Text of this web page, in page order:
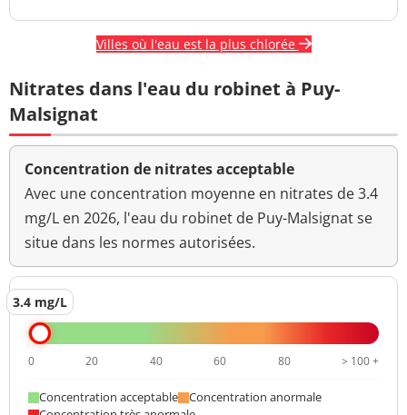
Villes où l'eau est la plus chlorée
Nitrates dans l'eau du robinet à Puy-
Malsignat
Concentration de nitrates acceptable
Avec une concentration moyenne en nitrates de 3.4
mg/L en 2026, l'eau du robinet de Puy-Malsignat se
situe dans les normes autorisées.
3.4 mg/L
0 20 40 60 80 > 100 +
Concentration acceptable
Concentration anormale